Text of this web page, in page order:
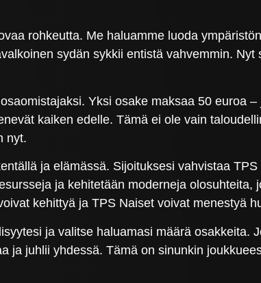
rohkeutta. Me haluamme luoda
sydän sykkii entistä vahvemmin. Nyt
Yksi osake maksaa 50 euroa
kaiken edelle. Tämä ei ole vain
nyt.
ja elämässä. Sijoituksesi vahvistaa
ja kehitetään moderneja olosuhteita,
kehittyä ja TPS Naiset voivat menestyä
ja valitse haluamasi määrä osakkeita.
ja juhlii yhdessä. Tämä on sinunkin